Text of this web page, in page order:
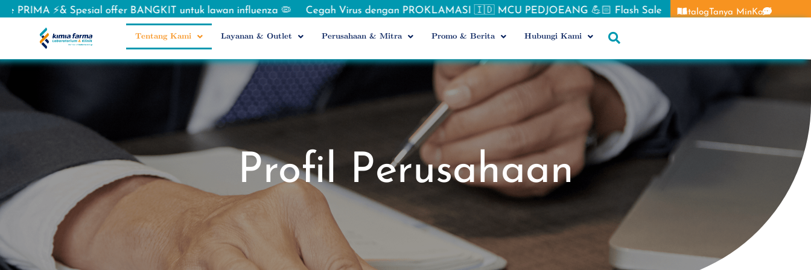
offer BANGKIT untuk lawan influenza 🦠 Cegah Virus dengan PROKLAMASI 🇮🇩 MCU PEDJOEANG 💪🏻 Flash Sale PRIMA ⚡& Spesial offer BANGKIT untuk lawan
Katalog Tanya MinKaef
Tentang Kami Layanan & Outlet Perusahaan & Mitra Promo & Berita Hubungi Kami
Profil Perusahaan